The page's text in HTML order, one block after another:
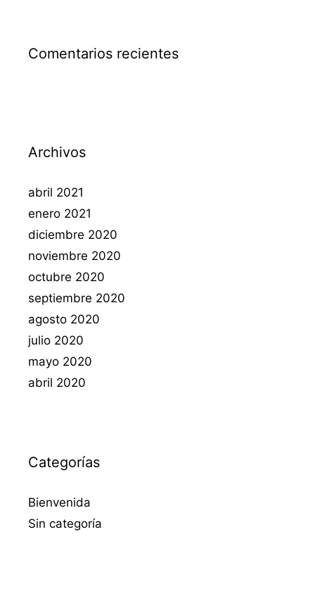
Comentarios recientes
Archivos
abril 2021
enero 2021
diciembre 2020
noviembre 2020
octubre 2020
septiembre 2020
agosto 2020
julio 2020
mayo 2020
abril 2020
Categorías
Bienvenida
Sin categoría